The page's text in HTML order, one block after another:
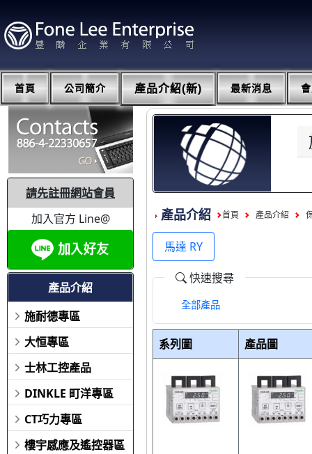
首頁 公司簡介 產品介紹(新) 最新消息
請先註冊網站會員
加入官方 Line@
產品介紹
施耐德專區
大恒專區
士林工控產品
DINKLE 町洋專區
CT巧力專區
樓宇感應及遙控器區
產品介紹 首頁 產品介紹
馬達 RY
快速搜尋
全部產品
系列圖 產品圖